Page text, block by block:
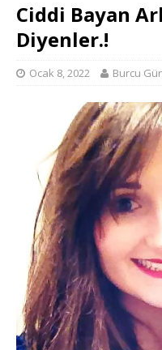
Ciddi Bayan
Diyenler.!
Ocak 8, 2022 Burcu